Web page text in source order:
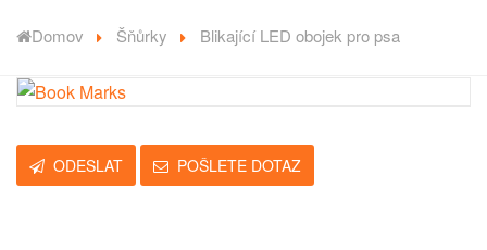
Domov Šňůrky Blikající LED obojek pro psa
ODESLAT POŠLETE DOTAZ